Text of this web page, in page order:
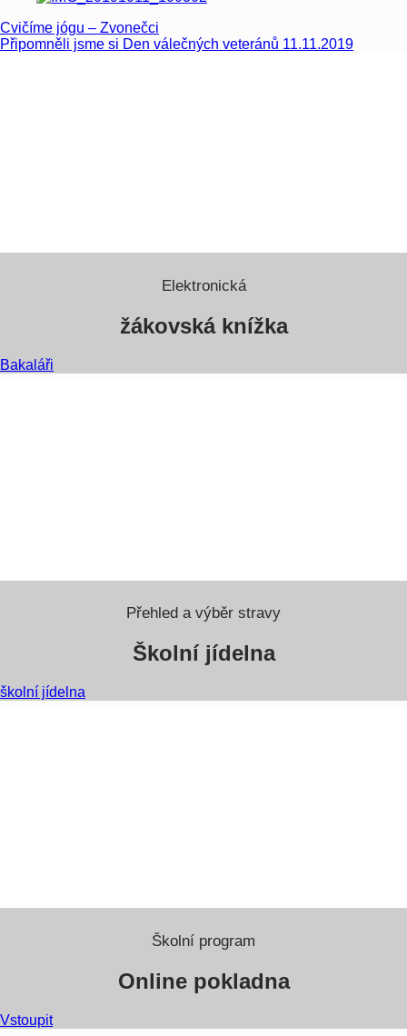
Cvičíme jógu – Zvonečci
Připomněli jsme si Den válečných veteránů 11.11.2019
Elektronická
žákovská knížka
Bakaláři
Přehled a výběr stravy
Školní jídelna
školní jídelna
Školní program
Online pokladna
Vstoupit